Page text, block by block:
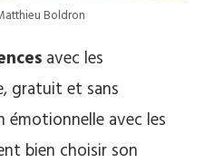
Boldron
avec les
gratuit et sans
émotionnelle avec les
bien choisir son